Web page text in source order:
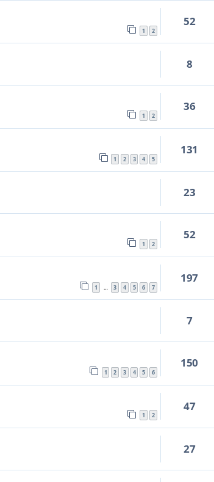
1 2
52
8
1 2
36
1 2 3 4 5
131
23
1 2
52
1 … 3 4 5 6 7
197
7
1 2 3 4 5 6
150
1 2
47
27